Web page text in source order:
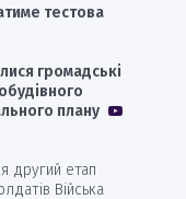
тестова
громадські
плану
другий етап
Війська